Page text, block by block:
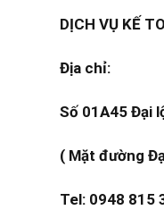
DỊCH VỤ KẾ
Địa chỉ:
Số 01A45 Đại
( Mặt đường
Tel: 0948 815